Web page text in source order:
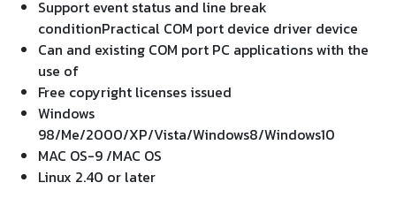
Support event status and line break
conditionPractical COM port device driver device
Can and existing COM port PC applications with the
use of
Free copyright licenses issued
Windows
98/Me/2000/XP/Vista/Windows8/Windows10
MAC OS-9 /MAC OS
Linux 2.40 or later